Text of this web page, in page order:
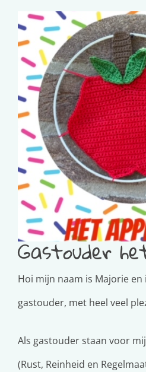
Gastouder
Hoi mijn naam is Majorie
gastouder, met heel veel
Als gastouder staan voor
(Rust, Reinheid en